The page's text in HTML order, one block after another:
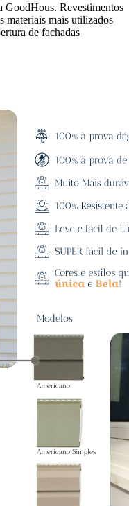
Revestimentos
materiais mais utilizados
de fachadas